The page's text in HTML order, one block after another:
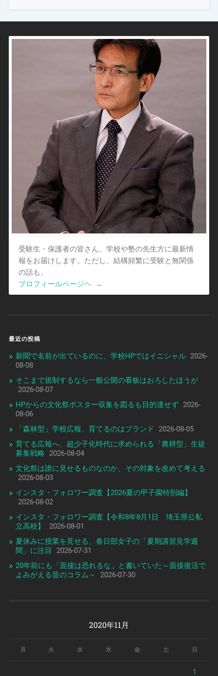
受験生・保護者の皆さん、学校や塾の先生方に最新情
報をお届けします。ただし、結構頻繁に受験と無関係
の話も。
プロフィールページヘ
→
最近の投稿
新聞で名前が出ているのに、学校HPではイニシャル 2026-
08-08
そこまで規制するなら一般公開の看板はおろしたほうが
2026-08-07
HPからの文化祭ポスター収集を図るも目的達せず 2026-
08-06
「森林型」学校広報、育てるのはブランド
2026-08-05
育てる広報へ、超少子化時代に求められる「農耕型」生徒
募集戦略
2026-08-04
文化祭は誰に見せるものなのか、その対象を改めて考える
2026-08-03
インスタ・フォロワー調査【2026夏の甲子園特別編】
2026-08-02
インスタ・フォロワー調査【令和8年8月1日 埼玉県公私
立高校】
2026-08-01
夏休みに授業を見せる、春日部女子の「夏期講習見学週
間」に注目
2026-07-31
20年前にも「面接は恐れるな」と書いていた～面接復活で
よみがえる昔のコラム～
2026-07-30
2020年11月
月 火 水 木 金 土 日
1